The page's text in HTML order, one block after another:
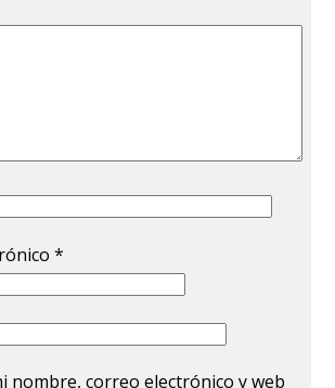
*
nombre, correo electrónico y web